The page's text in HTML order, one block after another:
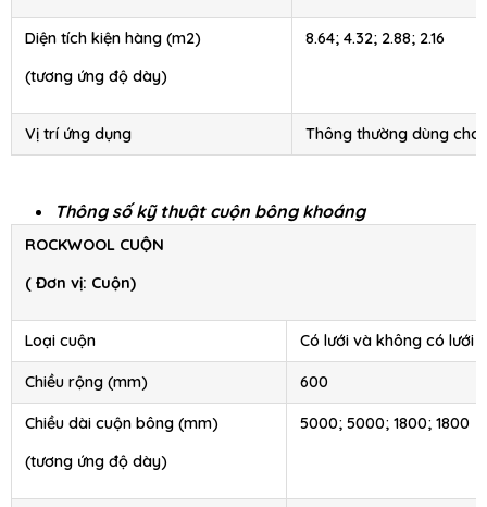
Diện tích kiện hàng (m2)
(tương ứng độ dày)
8.64; 4.32; 2.88; 2.16
Vị trí ứng dụng Thông thường dùng
Thông số kỹ thuật cuộn bông khoáng
ROCKWOOL CUỘN
( Đơn vị: Cuộn)
Loại cuộn Có lưới và không có lưới
Chiều rộng (mm) 600
Chiều dài cuộn bông (mm)
(tương ứng độ dày)
5000; 5000; 1800; 1800